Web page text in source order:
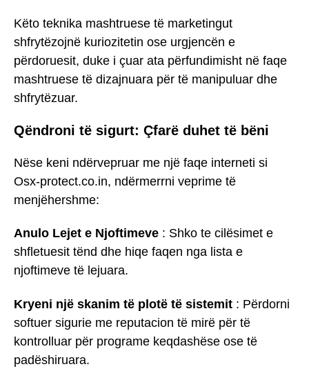
Këto teknika mashtruese të marketingut
shfrytëzojnë kuriozitetin ose urgjencën e
përdoruesit, duke i çuar ata përfundimisht në faqe
mashtruese të dizajnuara për të manipuluar dhe
shfrytëzuar.
Qëndroni të sigurt: Çfarë duhet të bëni
Nëse keni ndërvepruar me një faqe interneti si
Osx-protect.co.in, ndërmerrni veprime të
menjëhershme:
Anulo Lejet e Njoftimeve : Shko te cilësimet e
shfletuesit tënd dhe hiqe faqen nga lista e
njoftimeve të lejuara.
Kryeni një skanim të plotë të sistemit : Përdorni
softuer sigurie me reputacion të mirë për të
kontrolluar për programe keqdashëse ose të
padëshiruara.